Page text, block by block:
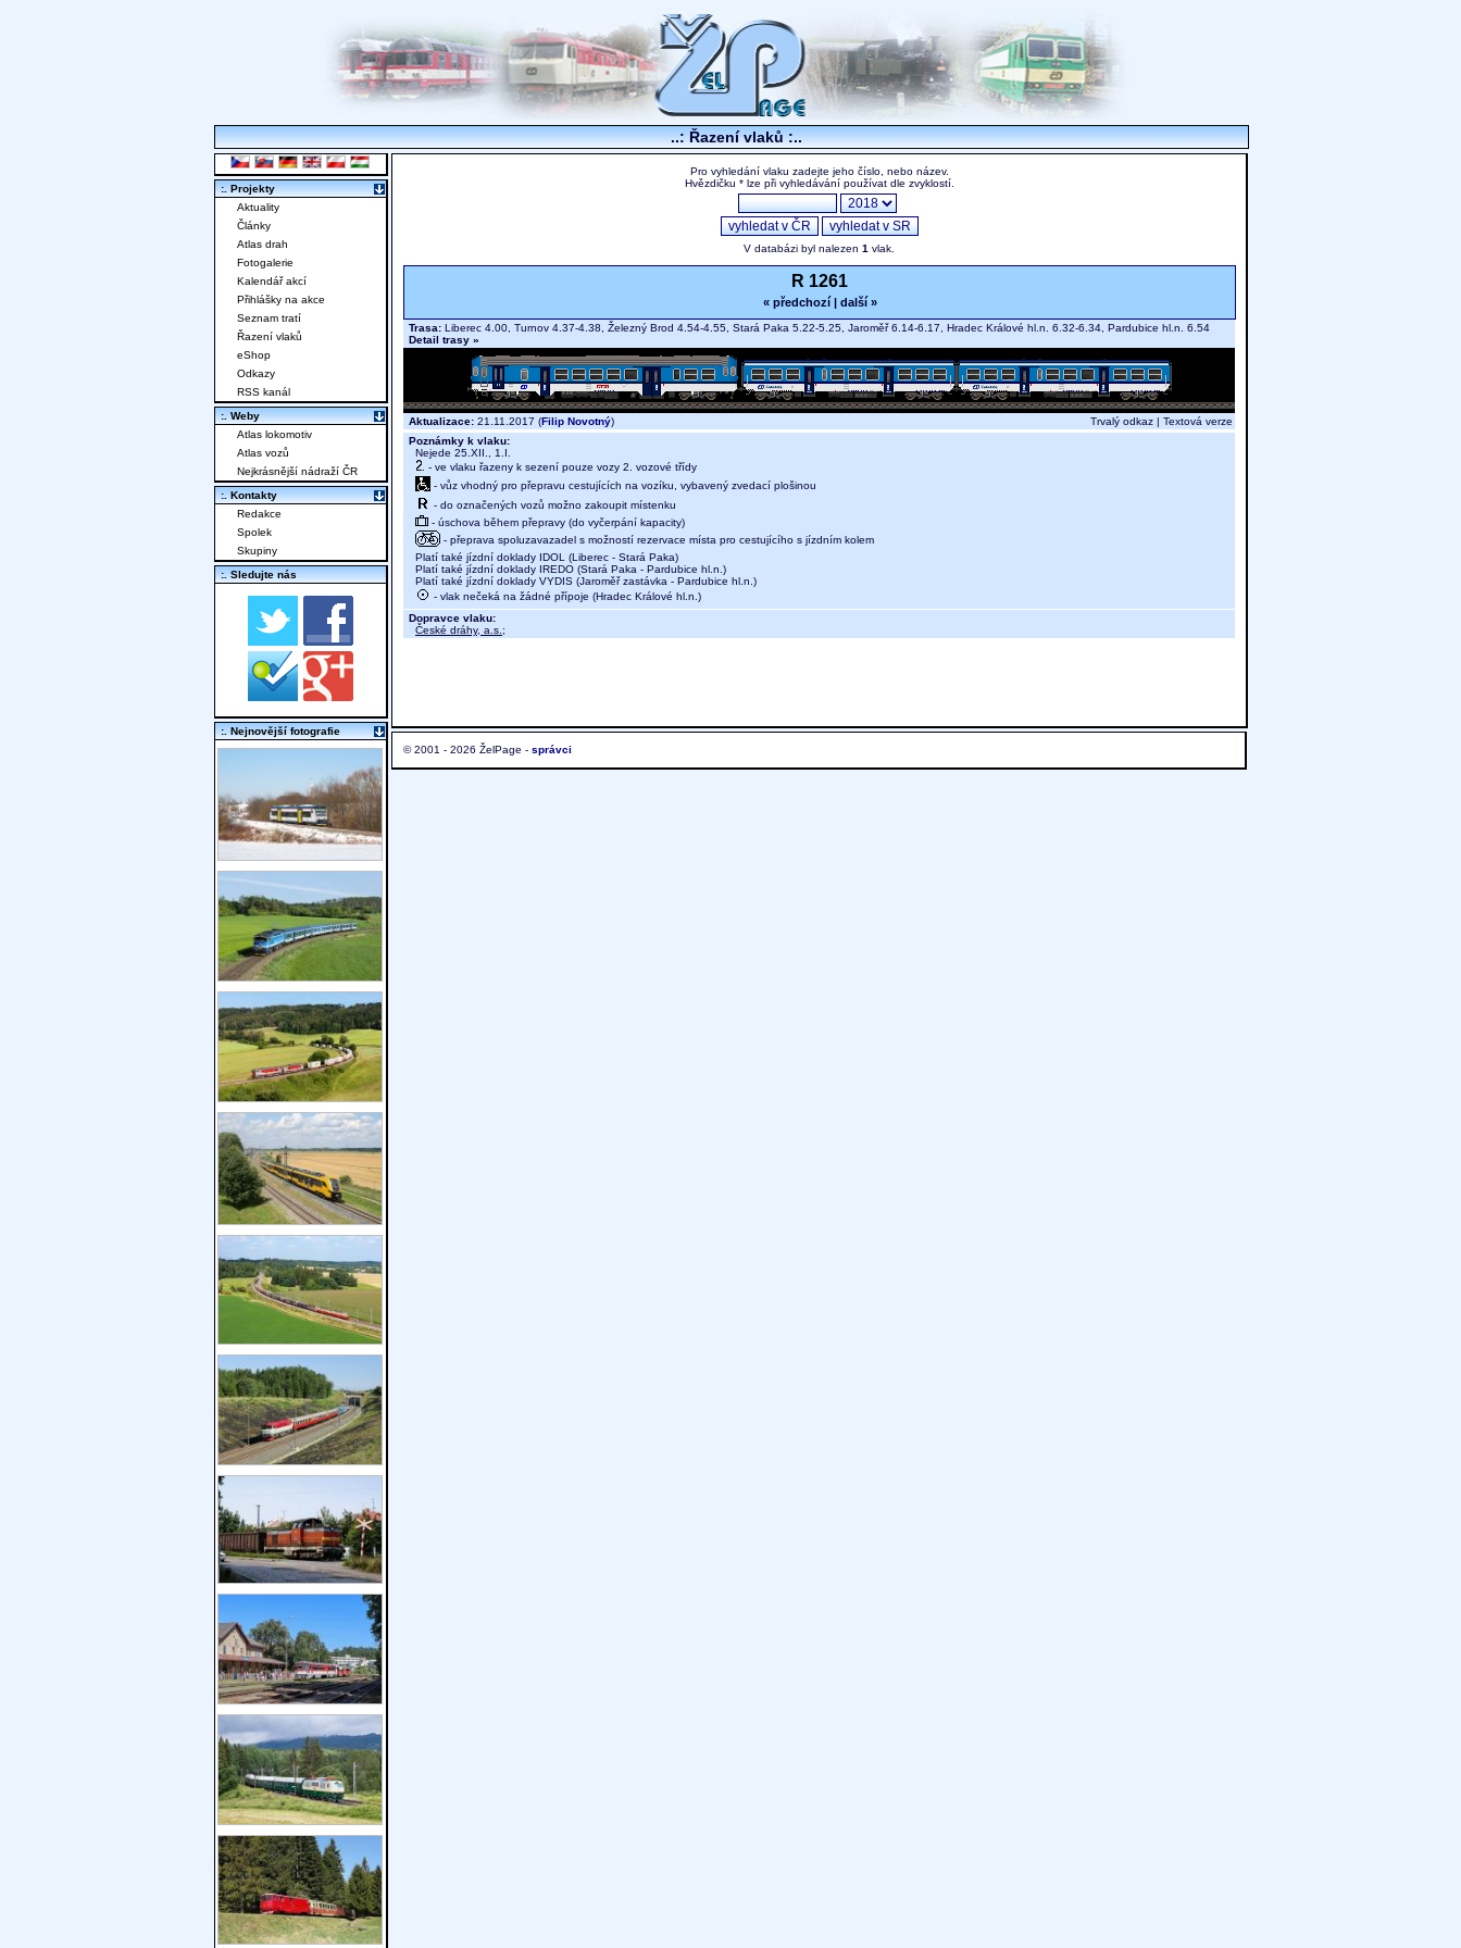
..: Řazení vlaků :..
Pro vyhledání vlaku zadejte jeho číslo, nebo název.
Hvězdičku * lze při vyhledávání používat dle zvyklostí.
V databázi byl nalezen 1 vlak.
R 1261
« předchozí| další »
Trasa: Liberec 4.00, Turnov 4.37-4.38, Železný Brod 4.54-4.55, Stará Paka 5.22-5.25, Jaroměř 6.14-6.17, Hradec Králové hl.n. 6.32-6.34, Pardubice hl.n. 6.54
Detail trasy »
Aktualizace: 21.11.2017 (Filip Novotný) Trvalý odkaz | Textová verze
Poznámky k vlaku:
Nejede 25.XII., 1.I.
- ve vlaku řazeny k sezení pouze vozy 2. vozové třídy
- vůz vhodný pro přepravu cestujících na vozíku, vybavený zvedací plošinou
- do označených vozů možno zakoupit místenku
- úschova během přepravy (do vyčerpání kapacity)
- přeprava spoluzavazadel s možností rezervace místa pro cestujícího s jízdním kolem
Platí také jízdní doklady IDOL (Liberec - Stará Paka)
Platí také jízdní doklady IREDO (Stará Paka - Pardubice hl.n.)
Platí také jízdní doklady VYDIS (Jaroměř zastávka - Pardubice hl.n.)
- vlak nečeká na žádné přípoje (Hradec Králové hl.n.)
Dopravce vlaku:
České dráhy, a.s. ;
© 2001 - 2026 ŽelPage - správci
:. Projekty
Aktuality
Články
Atlas drah
Fotogalerie
Kalendář akcí
Přihlášky na akce
Seznam tratí
Řazení vlaků
eShop
Odkazy
RSS kanál
:. Weby
Atlas lokomotiv
Atlas vozů
Nejkrásnější nádraží ČR
:. Kontakty
Redakce
Spolek
Skupiny
:. Sledujte nás
:. Nejnovější fotografie